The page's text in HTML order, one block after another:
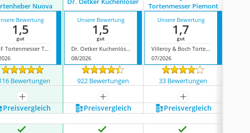
Nuova
Tortenmesser Piemont
Bewertung
1,5
gut
WMF Tortenmesser Tortenheber Nuova
Unsere Bewertung
1,5
gut
Dr. Oetker Kuchenlöser
08/2026
Unsere Bewertung
1,7
gut
Villeroy & Boch Tortenmesser Piemont
07/2026
Bewertungen 922 Bewertungen 33 Bewertungen
mehr anzeigen mehr anzeigen
mehr anzeigen
Preis­vergleich Preis­vergleich Preis­vergleich